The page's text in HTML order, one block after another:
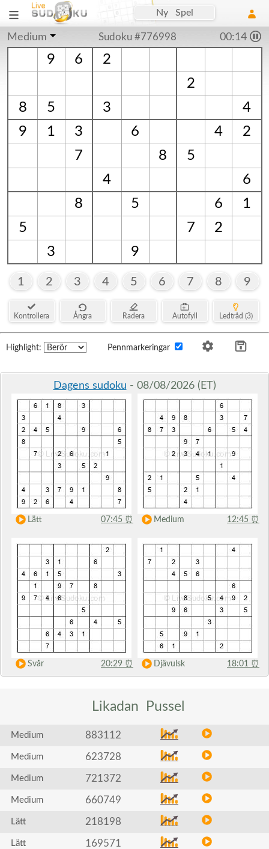
Ny Spel
Medium Sudoku #776998 00:15
9 6
2
2
8
5 3
4
9
1 3 6 4
2
7
8
5
4
6
8
5 6
1
5
7
2
3
9
1 2 3 4 5 6 7 8 9
Kontrollera Ångra Radera Autofyll Ledtråd (3)
Highlight: Pennmarkeringar
Dagens sudoku - 08/08/2026 (ET)
Lätt 07:45 ⏰ Medium 12:45 ⏰
Svår 20:29 ⏰ Djävulsk 18:01 ⏰
Likadan Pussel
Medium 883112
Medium 623728
Medium 721372
Medium 660749
Lätt 218198
Lätt 169571